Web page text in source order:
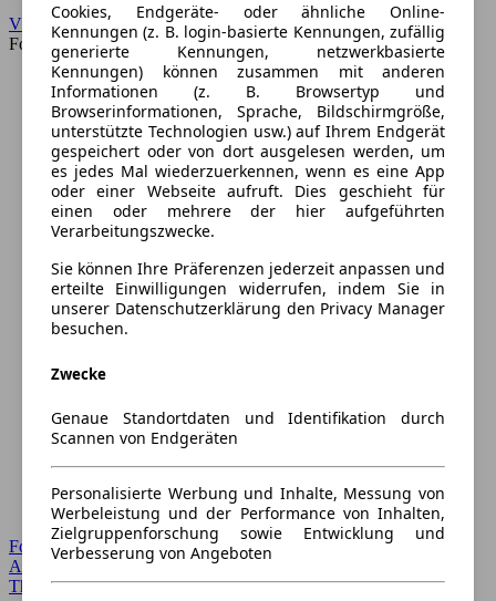
VW
Forum
Forum Startseite
Alle Auto-Foren
Themen-Forum
Cookies, Endgeräte- oder ähnliche Online-
Kennungen (z. B. login-basierte Kennungen, zufällig
generierte Kennungen, netzwerkbasierte
Kennungen) können zusammen mit anderen
Informationen (z. B. Browsertyp und
Browserinformationen, Sprache, Bildschirmgröße,
unterstützte Technologien usw.) auf Ihrem Endgerät
gespeichert oder von dort ausgelesen werden, um
es jedes Mal wiederzuerkennen, wenn es eine App
oder einer Webseite aufruft. Dies geschieht für
einen oder mehrere der hier aufgeführten
Verarbeitungszwecke.
Sie können Ihre Präferenzen jederzeit anpassen und
erteilte Einwilligungen widerrufen, indem Sie in
unserer Datenschutzerklärung den Privacy Manager
besuchen.
Zwecke
Genaue Standortdaten und Identifikation durch
Scannen von Endgeräten
Personalisierte Werbung und Inhalte, Messung von
Werbeleistung und der Performance von Inhalten,
Zielgruppenforschung sowie Entwicklung und
Verbesserung von Angeboten